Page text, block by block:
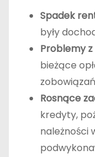
Spadek
były
Problemy z
bieżące
Rosnące
kredyty,
należności